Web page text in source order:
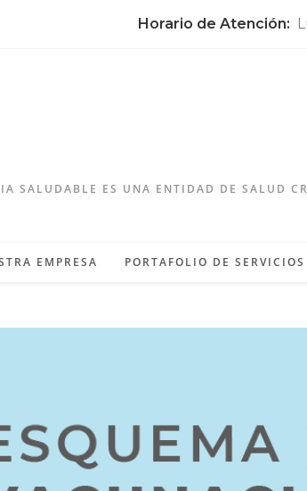
Horario de Atención:
SALUDABLE ES UNA ENTIDAD DE SALUD
EMPRESA PORTAFOLIO DE SERVICIOS